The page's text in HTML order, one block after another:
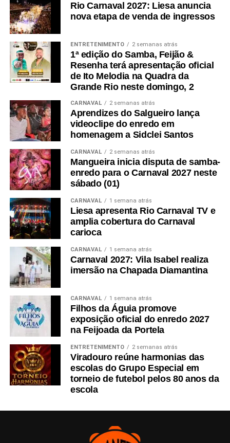
Rio Carnaval 2027: Liesa anuncia
nova etapa de venda de ingressos
ENTRETENIMENTO 2 semanas atrás
1ª edição do Samba, Feijão &
Resenha terá apresentação oficial
de Ito Melodia na Quadra da
Grande Rio neste domingo, 2
CARNAVAL 2 semanas atrás
Aprendizes do Salgueiro lança
videoclipe do enredo em
homenagem a Sidclei Santos
CARNAVAL 2 semanas atrás
Mangueira inicia disputa de samba-
enredo para o Carnaval 2027 neste
sábado (01)
CARNAVAL 1 semana atrás
Liesa apresenta Rio Carnaval TV e
amplia cobertura do Carnaval
carioca
CARNAVAL 1 semana atrás
Carnaval 2027: Vila Isabel realiza
imersão na Chapada Diamantina
CARNAVAL 1 semana atrás
Filhos da Águia promove
exposição oficial do enredo 2027
na Feijoada da Portela
ENTRETENIMENTO 2 semanas atrás
Viradouro reúne harmonias das
escolas do Grupo Especial em
torneio de futebol pelos 80 anos da
escola